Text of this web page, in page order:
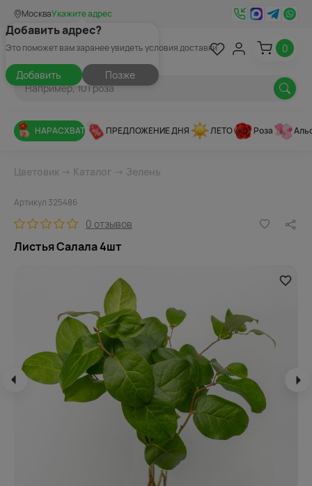
МоскваУкажите адрес
Добавить адрес?
Это поможет вам заранее увидеть условия доставки
Добавить Позже
0
НАРАСХВАТ ПРЕДЛОЖЕНИЕ ДНЯ ЛЕТО Роза
Цветовик → Каталог → Зелень
Артикул 325486
0 отзывов
Листья Салала 4шт